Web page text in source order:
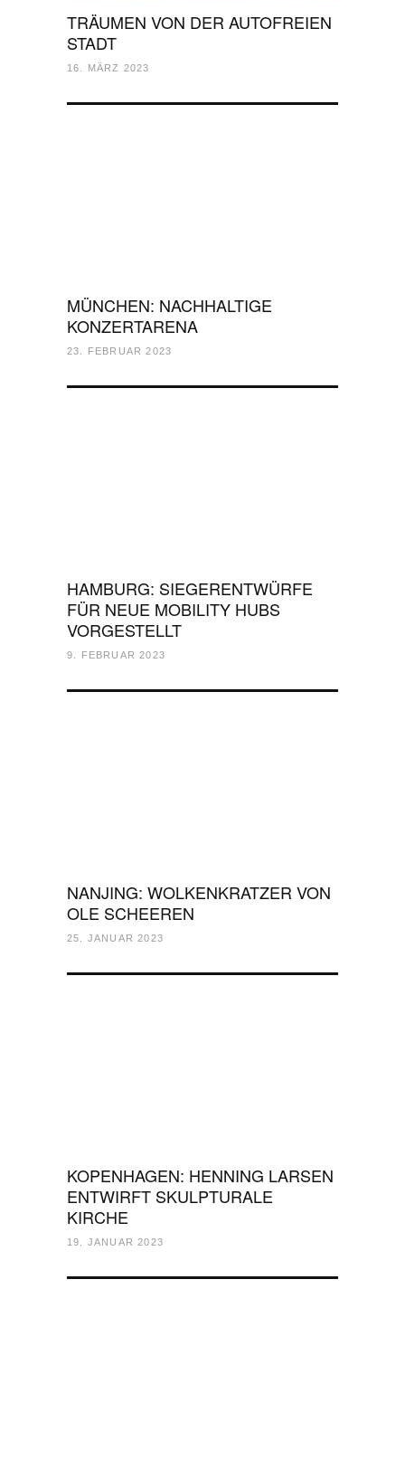
TRÄUMEN VON DER AUTOFREIEN
STADT
16. MÄRZ 2023
MÜNCHEN: NACHHALTIGE
KONZERTARENA
23. FEBRUAR 2023
HAMBURG: SIEGERENTWÜRFE
FÜR NEUE MOBILITY HUBS
VORGESTELLT
9. FEBRUAR 2023
NANJING: WOLKENKRATZER VON
OLE SCHEEREN
25. JANUAR 2023
KOPENHAGEN: HENNING LARSEN
ENTWIRFT SKULPTURALE
KIRCHE
19. JANUAR 2023